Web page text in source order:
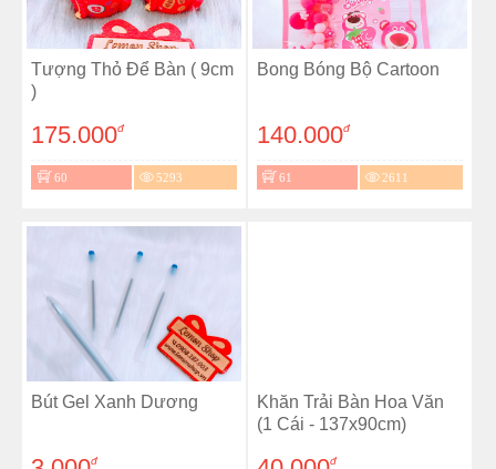
Tượng Thỏ Để Bàn ( 9cm
)
175.000đ
60 5293
Bong Bóng Bộ Cartoon
140.000đ
61 2611
Bút Gel Xanh Dương
đ
Khăn Trải Bàn Hoa Văn
(1 Cái - 137x90cm)
đ